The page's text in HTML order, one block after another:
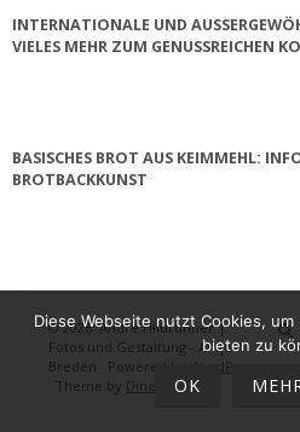
INTERNATIONALE UND
IELES MEHR ZUM GENUSSREICHEN
BASISCHES BROT AUS KEIMMEHL:
BROTBACKKUNST
© 2026André Hilbrunner |
Fotos und Gestaltung - Antje
Breden
Powered by
WordPress
Theme by DinevThemes
Diese Webseite nutzt Cookies,
bieten zu
OK